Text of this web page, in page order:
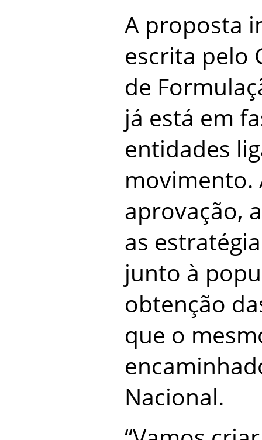
A proposta
escrita pelo
de
já está em
entidades
movimento.
aprovação,
as
junto à
obtenção
que o
Nacional.